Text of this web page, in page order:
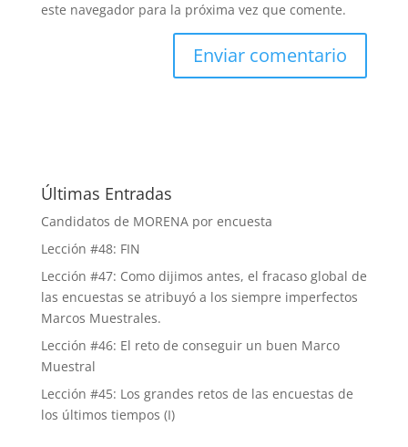
este navegador para la próxima vez que comente.
Últimas Entradas
Candidatos de MORENA por encuesta
Lección #48: FIN
Lección #47: Como dijimos antes, el fracaso global de
las encuestas se atribuyó a los siempre imperfectos
Marcos Muestrales.
Lección #46: El reto de conseguir un buen Marco
Muestral
Lección #45: Los grandes retos de las encuestas de
los últimos tiempos (I)